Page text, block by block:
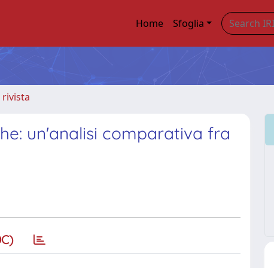
Home Sfoglia
rivista
un'analisi comparativa fra